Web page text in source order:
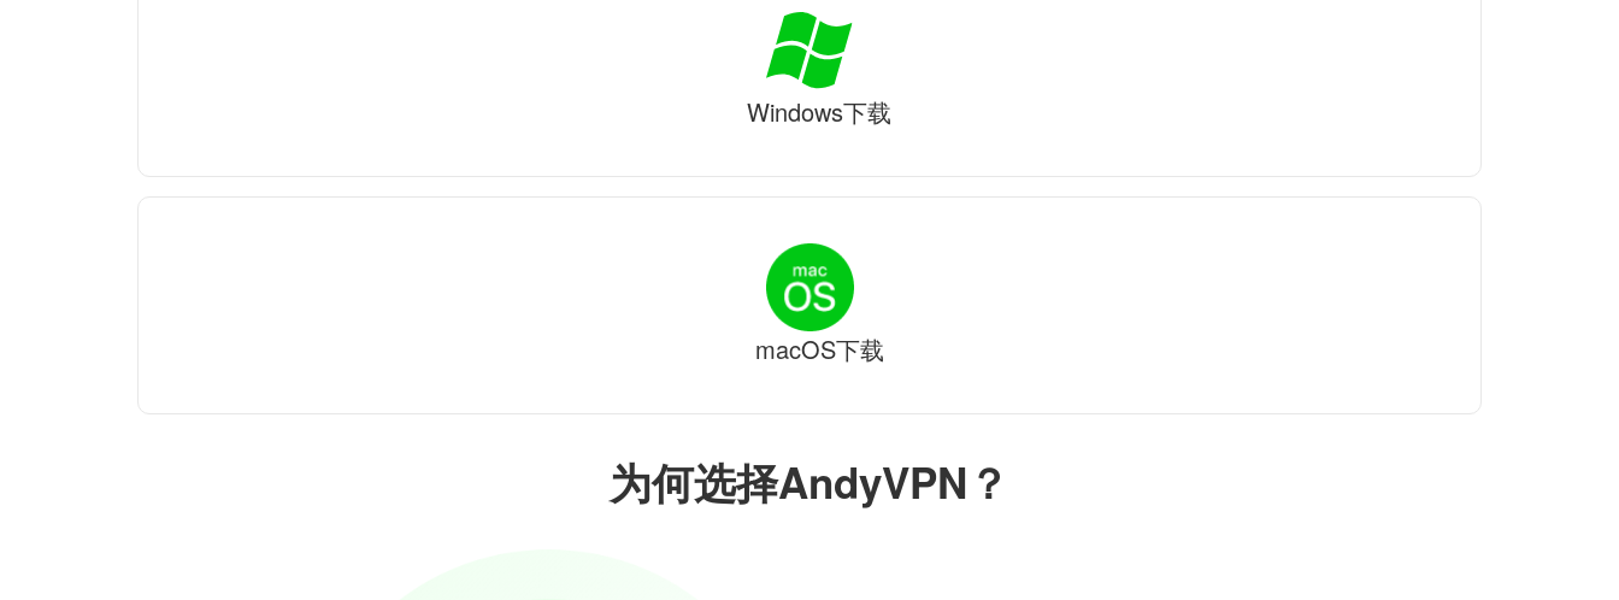
为何选择AndyVPN？
Windows下载
macOS下载